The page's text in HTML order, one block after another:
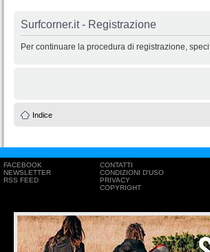
Surfcorner.it - Registrazione
Per continuare la procedura di registrazione,
Indice
FACEBOOK
NEWSLETTER
RSS FEED
CONTATTI
CONDIZIONI D'USO
PRIVACY
COPYRIGHT